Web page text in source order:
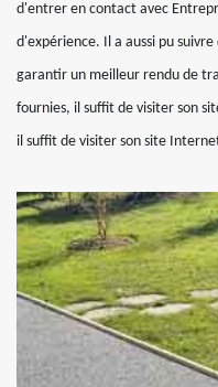
d'entrer en contact avec
d'expérience. Il a aussi pu
garantir un meilleur rendu de
fournies, il suffit de visiter son
il suffit de visiter son site